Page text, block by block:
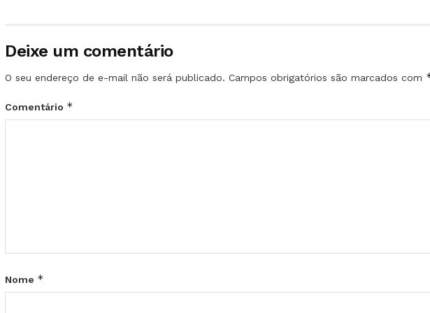
Deixe um comentário
O seu endereço de e-mail não será publicado. Campos obrigatórios são marcados com
Comentário *
Nome *